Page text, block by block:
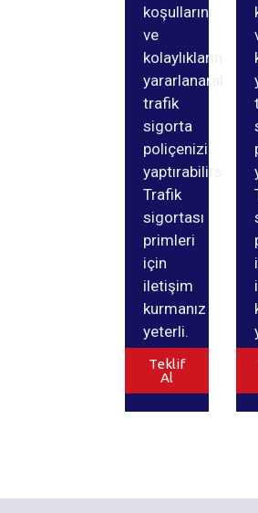
koşullarını
ve
kolaylıklarından
yararlanarak
trafik
sigorta
poliçenizi
yaptırabilirsiniz.
Trafik
sigortası
primleri
için
iletişim
kurmanız
yeterli.
Teklif
Al